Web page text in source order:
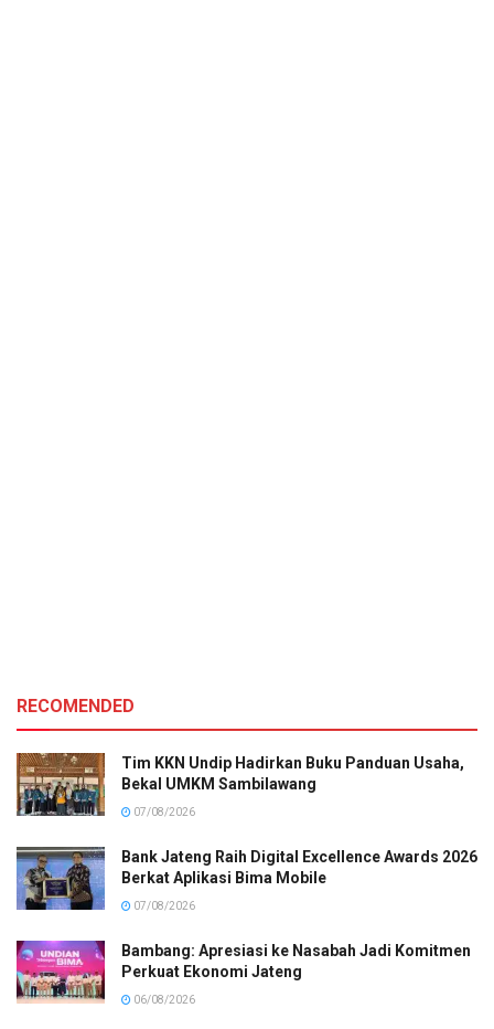
RECOMENDED
Tim KKN Undip Hadirkan Buku Panduan Usaha,
Bekal UMKM Sambilawang
07/08/2026
Bank Jateng Raih Digital Excellence Awards 2026
Berkat Aplikasi Bima Mobile
07/08/2026
Bambang: Apresiasi ke Nasabah Jadi Komitmen
Perkuat Ekonomi Jateng
06/08/2026